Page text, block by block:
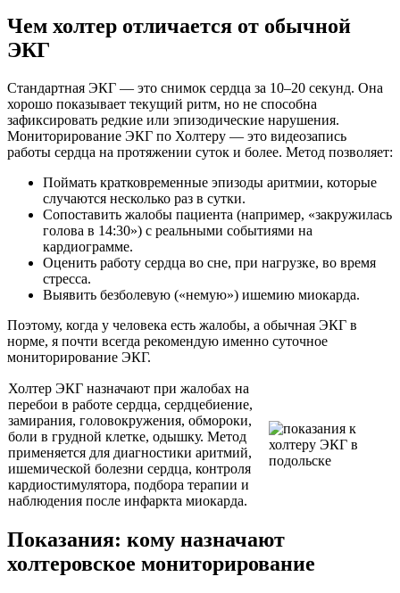
Чем холтер отличается от обычной
ЭКГ
Стандартная ЭКГ — это снимок сердца за 10–20 секунд. Она
хорошо показывает текущий ритм, но не способна
зафиксировать редкие или эпизодические нарушения.
Мониторирование ЭКГ по Холтеру — это видеозапись
работы сердца на протяжении суток и более. Метод позволяет:
Поймать кратковременные эпизоды аритмии, которые
случаются несколько раз в сутки.
Сопоставить жалобы пациента (например, «закружилась
голова в 14:30») с реальными событиями на
кардиограмме.
Оценить работу сердца во сне, при нагрузке, во время
стресса.
Выявить безболевую («немую») ишемию миокарда.
Поэтому, когда у человека есть жалобы, а обычная ЭКГ в
норме, я почти всегда рекомендую именно суточное
мониторирование ЭКГ.
Холтер ЭКГ назначают при жалобах на
перебои в работе сердца, сердцебиение,
замирания, головокружения, обмороки,
боли в грудной клетке, одышку. Метод
применяется для диагностики аритмий,
ишемической болезни сердца, контроля
кардиостимулятора, подбора терапии и
наблюдения после инфаркта миокарда.
Показания: кому назначают
холтеровское мониторирование